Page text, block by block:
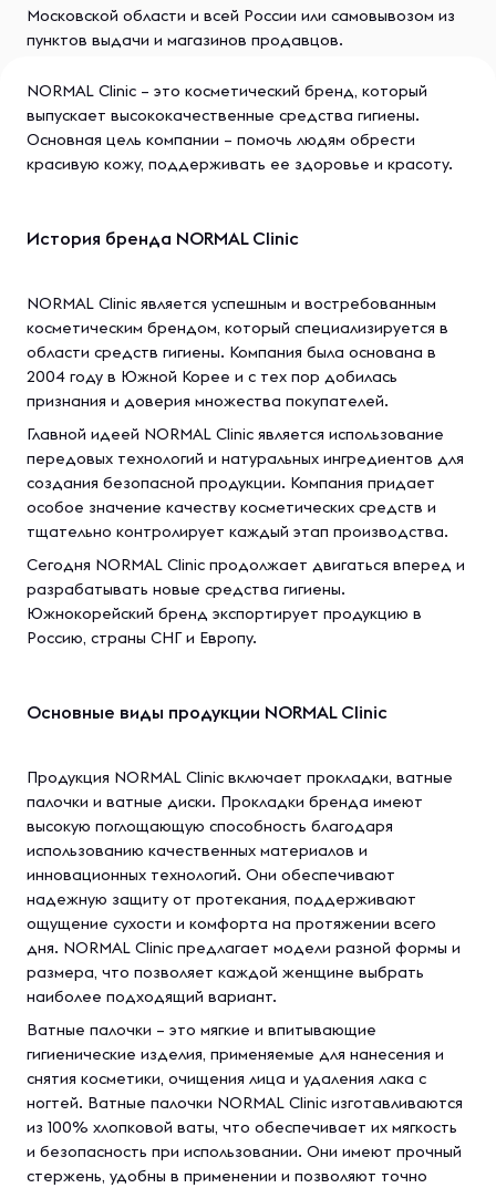
Московской области и всей России или самовывозом из
пунктов выдачи и магазинов продавцов.
NORMAL Clinic – это косметический бренд, который
выпускает высококачественные средства гигиены.
Основная цель компании – помочь людям обрести
красивую кожу, поддерживать ее здоровье и красоту.
История бренда NORMAL Clinic
NORMAL Clinic является успешным и востребованным
косметическим брендом, который специализируется в
области средств гигиены. Компания была основана в
2004 году в Южной Корее и с тех пор добилась
признания и доверия множества покупателей.
Главной идеей NORMAL Clinic является использование
передовых технологий и натуральных ингредиентов для
создания безопасной продукции. Компания придает
особое значение качеству косметических средств и
тщательно контролирует каждый этап производства.
Сегодня NORMAL Clinic продолжает двигаться вперед и
разрабатывать новые средства гигиены.
Южнокорейский бренд экспортирует продукцию в
Россию, страны СНГ и Европу.
Основные виды продукции NORMAL Clinic
Продукция NORMAL Clinic включает прокладки, ватные
палочки и ватные диски. Прокладки бренда имеют
высокую поглощающую способность благодаря
использованию качественных материалов и
инновационных технологий. Они обеспечивают
надежную защиту от протекания, поддерживают
ощущение сухости и комфорта на протяжении всего
дня. NORMAL Clinic предлагает модели разной формы и
размера, что позволяет каждой женщине выбрать
наиболее подходящий вариант.
Ватные палочки – это мягкие и впитывающие
гигиенические изделия, применяемые для нанесения и
снятия косметики, очищения лица и удаления лака с
ногтей. Ватные палочки NORMAL Clinic изготавливаются
из 100% хлопковой ваты, что обеспечивает их мягкость
и безопасность при использовании. Они имеют прочный
стержень, удобны в применении и позволяют точно